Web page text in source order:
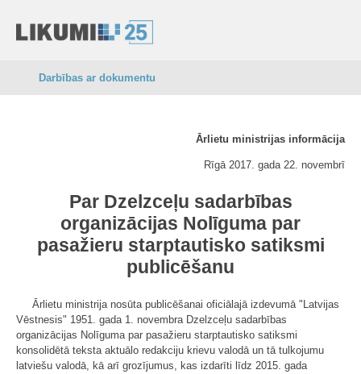
Darbības ar dokumentu
Ārlietu ministrijas informācija
Rīgā 2017. gada 22. novembrī
Par Dzelzceļu sadarbības
organizācijas Nolīguma par
pasažieru starptautisko satiksmi
publicēšanu
Ārlietu ministrija nosūta publicēšanai oficiālajā izdevumā "Latvijas
Vēstnesis" 1951. gada 1. novembra Dzelzceļu sadarbības
organizācijas Nolīguma par pasažieru starptautisko satiksmi
konsolidētā teksta aktuālo redakciju krievu valodā un tā tulkojumu
latviešu valodā, kā arī grozījumus, kas izdarīti līdz 2015. gada